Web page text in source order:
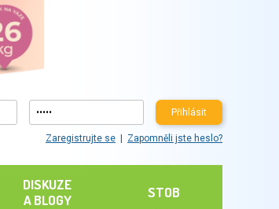
Přihlásit
Zaregistrujte se Zapomněli jste heslo?
DISKUZE
A BLOGY
STOB